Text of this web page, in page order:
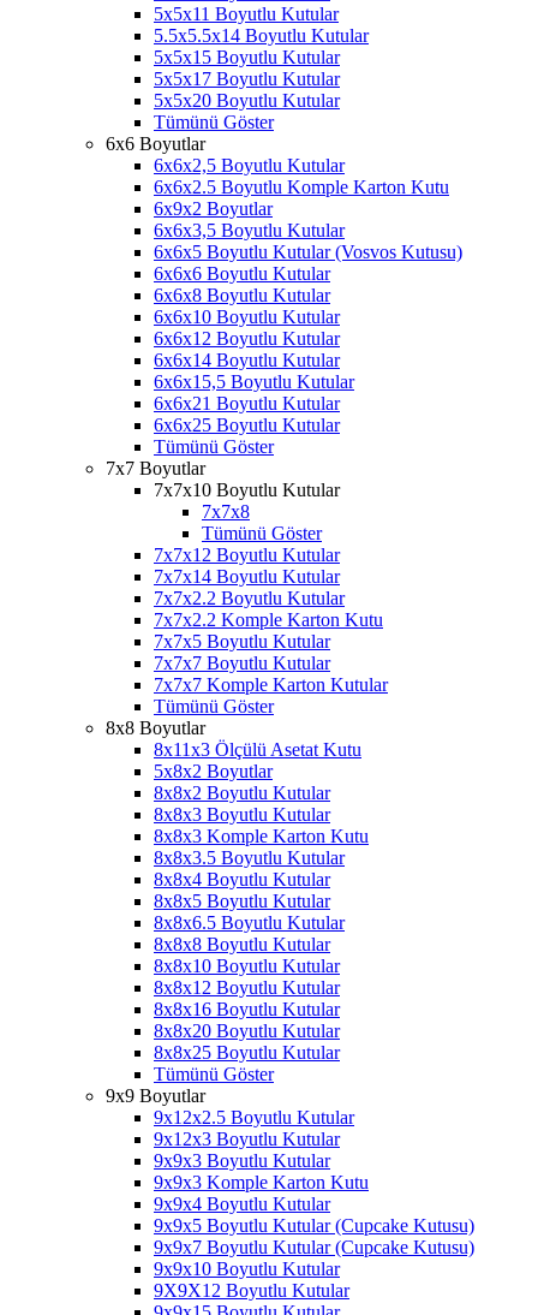
5x5x11 Boyutlu Kutular
5.5x5.5x14 Boyutlu Kutular
5x5x15 Boyutlu Kutular
5x5x17 Boyutlu Kutular
5x5x20 Boyutlu Kutular
Tümünü Göster
6x6 Boyutlar
6x6x2,5 Boyutlu Kutular
6x6x2.5 Boyutlu Komple Karton Kutu
6x9x2 Boyutlar
6x6x3,5 Boyutlu Kutular
6x6x5 Boyutlu Kutular (Vosvos Kutusu)
6x6x6 Boyutlu Kutular
6x6x8 Boyutlu Kutular
6x6x10 Boyutlu Kutular
6x6x12 Boyutlu Kutular
6x6x14 Boyutlu Kutular
6x6x15,5 Boyutlu Kutular
6x6x21 Boyutlu Kutular
6x6x25 Boyutlu Kutular
Tümünü Göster
7x7 Boyutlar
7x7x10 Boyutlu Kutular
7x7x8
Tümünü Göster
7x7x12 Boyutlu Kutular
7x7x14 Boyutlu Kutular
7x7x2.2 Boyutlu Kutular
7x7x2.2 Komple Karton Kutu
7x7x5 Boyutlu Kutular
7x7x7 Boyutlu Kutular
7x7x7 Komple Karton Kutular
Tümünü Göster
8x8 Boyutlar
8x11x3 Ölçülü Asetat Kutu
5x8x2 Boyutlar
8x8x2 Boyutlu Kutular
8x8x3 Boyutlu Kutular
8x8x3 Komple Karton Kutu
8x8x3.5 Boyutlu Kutular
8x8x4 Boyutlu Kutular
8x8x5 Boyutlu Kutular
8x8x6.5 Boyutlu Kutular
8x8x8 Boyutlu Kutular
8x8x10 Boyutlu Kutular
8x8x12 Boyutlu Kutular
8x8x16 Boyutlu Kutular
8x8x20 Boyutlu Kutular
8x8x25 Boyutlu Kutular
Tümünü Göster
9x9 Boyutlar
9x12x2.5 Boyutlu Kutular
9x12x3 Boyutlu Kutular
9x9x3 Boyutlu Kutular
9x9x3 Komple Karton Kutu
9x9x4 Boyutlu Kutular
9x9x5 Boyutlu Kutular (Cupcake Kutusu)
9x9x7 Boyutlu Kutular (Cupcake Kutusu)
9x9x10 Boyutlu Kutular
9X9X12 Boyutlu Kutular